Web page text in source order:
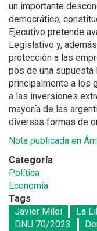
un importante
democrático,
Ejecutivo pretende
Legislativo y,
protección a las
pos de una
principalmente a los
a las inversiones
mayoría de las
diversas formas de
Nota publicada en
Categoría
Política
Economía
Tags
Javier Milei
La
DNU 70/2023